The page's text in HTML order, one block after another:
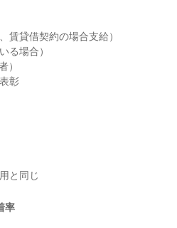
賃貸借契約の場合支給）
る場合）
）
彰
率